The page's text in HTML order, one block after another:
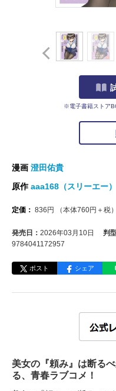
※電子書籍ストア
漫画 澄田佑貴
原作aaa168（スリーエー）
定価： 836 円 （本体760円＋税）
発売日： 2026年03月10日 判
9784041172957
ポスト シェア
美女の『頼み』は断る
る、青春ラブコメ！